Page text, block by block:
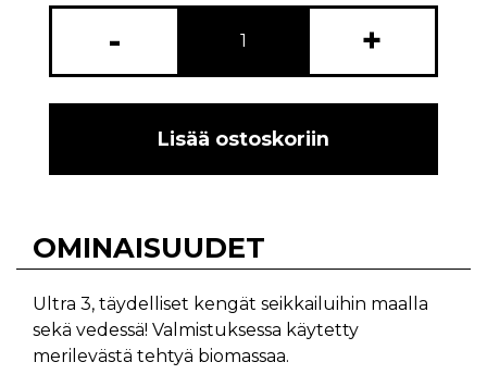
- +
Lisää ostoskoriin
OMINAISUUDET
Ultra 3, täydelliset kengät seikkailuihin maalla
sekä vedessä! Valmistuksessa käytetty
merilevästä tehtyä biomassaa.